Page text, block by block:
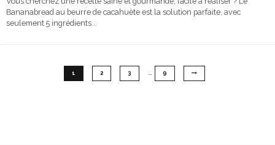
Bananabread au beurre de cacahuète est la solution parfaite, avec
seulement 5 ingrédients...
1 2 3 … 9